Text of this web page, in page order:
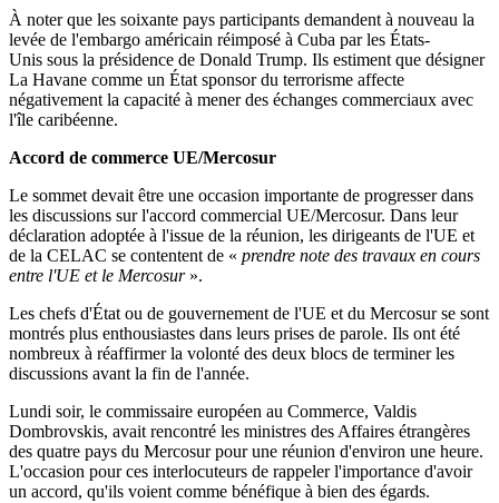
À noter que les soixante pays participants demandent à nouveau la
levée de l'embargo américain réimposé à Cuba par les États-
Unis sous la présidence de Donald Trump. Ils estiment que désigner
La Havane comme un État sponsor du terrorisme affecte
négativement la capacité à mener des échanges commerciaux avec
l'île caribéenne.
Accord de commerce UE/Mercosur
Le sommet devait être une occasion importante de progresser dans
les discussions sur l'accord commercial UE/Mercosur. Dans leur
déclaration adoptée à l'issue de la réunion, les dirigeants de l'UE et
de la CELAC se contentent de « prendre note des travaux en cours
entre l'UE et le Mercosur».
Les chefs d'État ou de gouvernement de l'UE et du Mercosur se sont
montrés plus enthousiastes dans leurs prises de parole. Ils ont été
nombreux à réaffirmer la volonté des deux blocs de terminer les
discussions avant la fin de l'année.
Lundi soir, le commissaire européen au Commerce, Valdis
Dombrovskis, avait rencontré les ministres des Affaires étrangères
des quatre pays du Mercosur pour une réunion d'environ une heure.
L'occasion pour ces interlocuteurs de rappeler l'importance d'avoir
un accord, qu'ils voient comme bénéfique à bien des égards.